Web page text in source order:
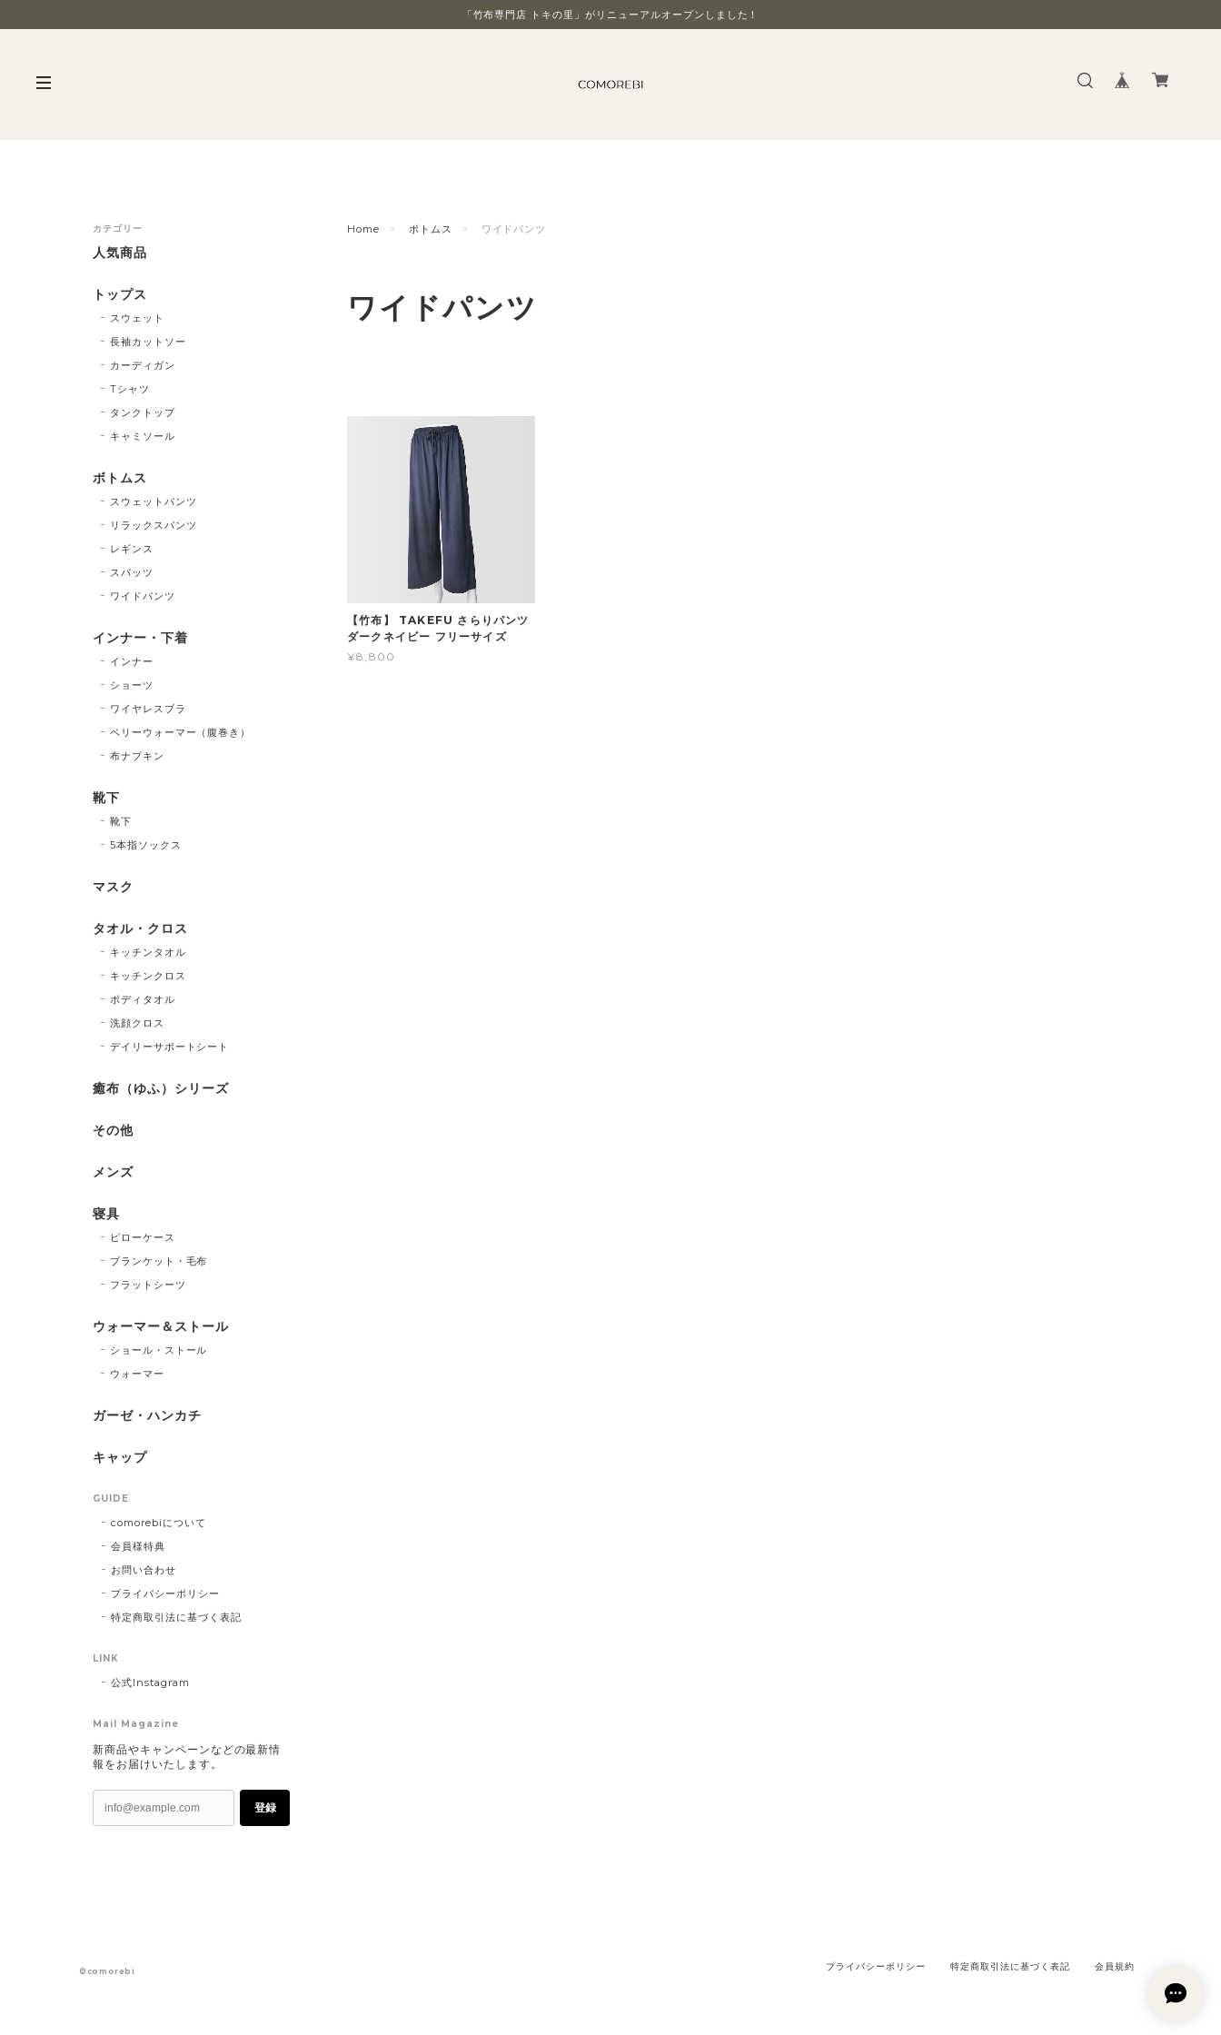
「竹布専門店 トキの里」がリニューアルオープンしました！
Home ボトムス ワイドパンツ
ワイドパンツ
【竹布】 TAKEFU さらりパンツ
ダークネイビー フリーサイズ
¥8,800
カテゴリー
人気商品
トップス
スウェット
長袖カットソー
カーディガン
Tシャツ
タンクトップ
キャミソール
ボトムス
スウェットパンツ
リラックスパンツ
レギンス
スパッツ
ワイドパンツ
インナー・下着
インナー
ショーツ
ワイヤレスブラ
ベリーウォーマー（腹巻き）
布ナプキン
靴下
靴下
5本指ソックス
マスク
タオル・クロス
キッチンタオル
キッチンクロス
ボディタオル
洗顔クロス
デイリーサポートシート
癒布（ゆふ）シリーズ
その他
メンズ
寝具
ピローケース
ブランケット・毛布
フラットシーツ
ウォーマー＆ストール
ショール・ストール
ウォーマー
ガーゼ・ハンカチ
キャップ
GUIDE
comorebiについて
会員様特典
お問い合わせ
プライバシーポリシー
特定商取引法に基づく表記
LINK
公式Instagram
Mail Magazine
新商品やキャンペーンなどの最新情
報をお届けいたします。
登録
プライバシーポリシー 特定商取引法に基づく表記 会員規約
©comorebi